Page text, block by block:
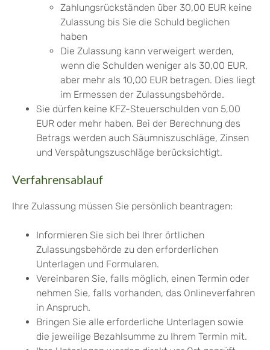
Zahlungsrückständen über 30,00 EUR keine
Zulassung bis Sie die Schuld beglichen
haben
Die Zulassung kann verweigert werden,
wenn die Schulden weniger als 30,00 EUR,
aber mehr als 10,00 EUR betragen. Dies liegt
im Ermessen der Zulassungsbehörde.
Sie dürfen keine KFZ-Steuerschulden von 5,00
EUR oder mehr haben. Bei der Berechnung des
Betrags werden auch Säumniszuschläge, Zinsen
und Verspätungszuschläge berücksichtigt.
Verfahrensablauf
Ihre Zulassung müssen Sie persönlich beantragen:
Informieren Sie sich bei Ihrer örtlichen
Zulassungsbehörde zu den erforderlichen
Unterlagen und Formularen.
Vereinbaren Sie, falls möglich, einen Termin oder
nehmen Sie, falls vorhanden, das Onlineverfahren
in Anspruch.
Bringen Sie alle erforderliche Unterlagen sowie
die jeweilige Bezahlsumme zu Ihrem Termin mit.